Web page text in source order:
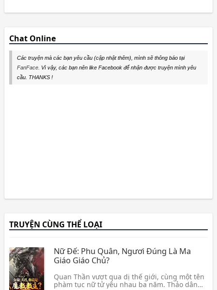
Chat Online
Các truyện mà các bạn yêu cầu (cập nhật thêm), mình sẽ thông báo tại
FanFace. Vì vậy, các bạn nên like Facebook để nhận được truyện mình yêu
cầu. THANKS !
TRUYỆN CÙNG THỂ LOẠI
Nữ Đế: Phu Quân, Ngươi Đúng Là Ma
Giáo Giáo Chủ?
Quan Thần vượt qua dị thế giới, cùng một tên
phàm tục nữ tử yêu nhau ba năm. Thảo dân